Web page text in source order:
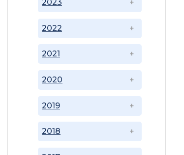
2018
2019
2020
2021
2022
2023